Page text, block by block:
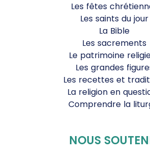
Les fêtes
Les saints du jour
La Bible
Les sacrements
Le patrimoine
Les grandes
Les recettes et
La religion en
Comprendre la
NOUS